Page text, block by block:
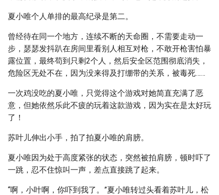
夏小唯个人单排的最高纪录是第二。
曾经待在同一个地方，连续不断的天命圈，不需要走动一
步，瑟瑟发抖趴在房间里看别人相互对枪，不敢开枪害怕暴
露位置，最终苟到只剩2个人，然后安全区范围彻底消失，
危险区无处不在，因为没来得及打绷带的关系，被毒死……
一次鸡没吃的夏小唯，只觉得这个游戏对她简直充满了恶
意，但她依然乐此不疲的玩着这款游戏，因为实在是太好玩
了！
苏叶儿伸出小手，拍了拍夏小唯的肩膀。
夏小唯因为处于高度紧张的状态，突然被拍肩膀，顿时吓了
一跳，忍不住惊叫一声，差点直接跳了起来。
“啊，小叶啊，你吓到我了。”夏小唯转过头看着苏叶儿，松